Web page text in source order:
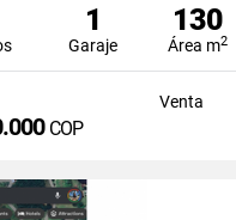
1
Garaje
130
Área m2
Venta
COP